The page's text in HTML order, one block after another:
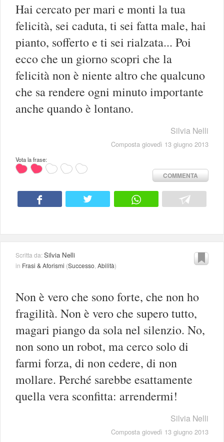
Hai cercato per mari e monti la tua
felicità, sei caduta, ti sei fatta male, hai
pianto, sofferto e ti sei rialzata... Poi
ecco che un giorno scopri che la
felicità non è niente altro che qualcuno
che sa rendere ogni minuto importante
anche quando è lontano.
Silvia Nelli
Composta giovedì 13 giugno 2013
Vota la frase:
COMMENTA
Scritta da:Silvia Nelli
in Frasi & Aforismi (Successo Abilità)
Non è vero che sono forte, che non ho
fragilità. Non è vero che supero tutto,
magari piango da sola nel silenzio. No,
non sono un robot, ma cerco solo di
farmi forza, di non cedere, di non
mollare. Perché sarebbe esattamente
quella vera sconfitta: arrendermi!
Silvia Nelli
Composta giovedì 13 giugno 2013